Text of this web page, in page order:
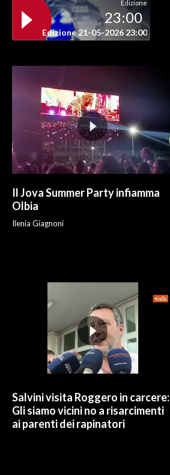
Edizione
23:00
Edizione 21-05-2026 23:00
Il Jova Summer Party infiamma
Olbia
Ilenia Giagnoni
Salvini visita Roggero in carcere:
Gli siamo vicini no a risarcimenti
ai parenti dei rapinatori